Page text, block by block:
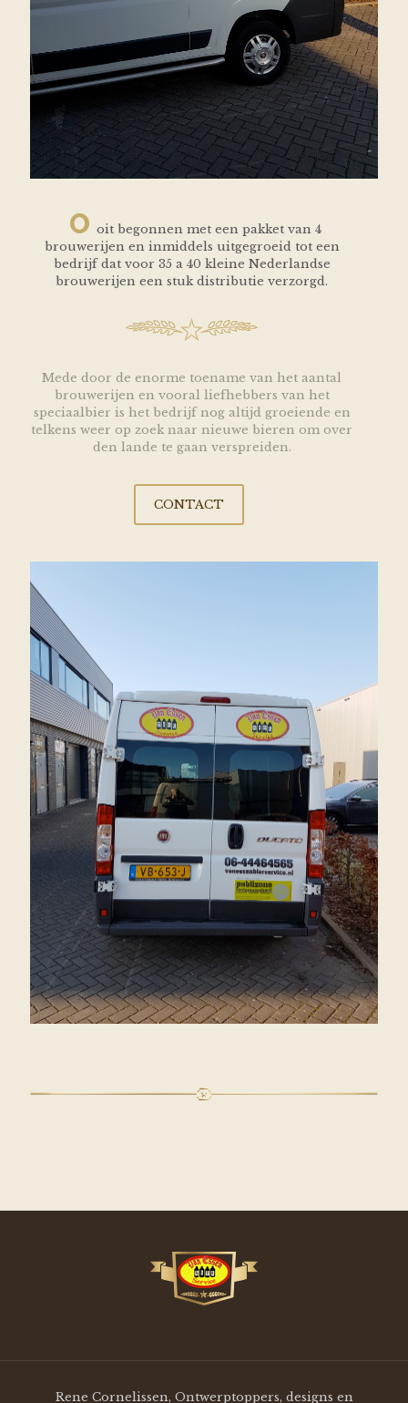
O oit begonnen met een pakket van 4
brouwerijen en inmiddels uitgegroeid tot een
bedrijf dat voor 35 a 40 kleine Nederlandse
brouwerijen een stuk distributie verzorgd.
Mede door de enorme toename van het aantal
brouwerijen en vooral liefhebbers van het
speciaalbier is het bedrijf nog altijd groeiende en
telkens weer op zoek naar nieuwe bieren om over
den lande te gaan verspreiden.
CONTACT
Rene Cornelissen, Ontwerptoppers, designs en